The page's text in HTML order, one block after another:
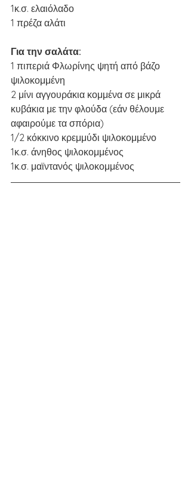
1κ.σ. ελαιόλαδο
1 πρέζα αλάτι
Για την σαλάτα:
1 πιπεριά Φλωρίνης ψητή από βάζο
ψιλοκομμένη
2 μίνι αγγουράκια κομμένα σε μικρά
κυβάκια με την φλούδα (εάν θέλουμε
αφαιρούμε τα σπόρια)
1/2 κόκκινο κρεμμύδι ψιλοκομμένο
1κ.σ. άνηθος ψιλοκομμένος
1κ.σ. μαϊντανός ψιλοκομμένος